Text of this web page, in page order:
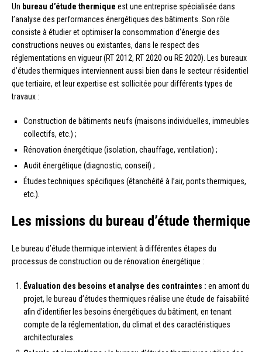
Un bureau d’étude thermique est une entreprise spécialisée dans
l’analyse des performances énergétiques des bâtiments. Son rôle
consiste à étudier et optimiser la consommation d’énergie des
constructions neuves ou existantes, dans le respect des
réglementations en vigueur (RT 2012, RT 2020 ou RE 2020). Les bureaux
d’études thermiques interviennent aussi bien dans le secteur résidentiel
que tertiaire, et leur expertise est sollicitée pour différents types de
travaux :
Construction de bâtiments neufs (maisons individuelles, immeubles
collectifs, etc.) ;
Rénovation énergétique (isolation, chauffage, ventilation) ;
Audit énergétique (diagnostic, conseil) ;
Études techniques spécifiques (étanchéité à l’air, ponts thermiques,
etc.).
Les missions du bureau d’étude thermique
Le bureau d’étude thermique intervient à différentes étapes du
processus de construction ou de rénovation énergétique :
Évaluation des besoins et analyse des contraintes : en amont du
projet, le bureau d’études thermiques réalise une étude de faisabilité
afin d’identifier les besoins énergétiques du bâtiment, en tenant
compte de la réglementation, du climat et des caractéristiques
architecturales.